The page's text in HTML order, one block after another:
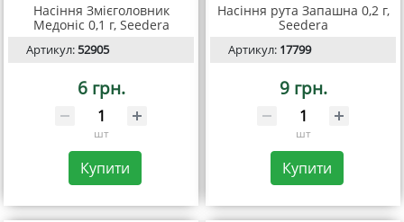
Насіння Змієголовник
Медоніс 0,1 г, Seedera
Артикул:52905
6 грн.
шт
Купити
Насіння рута Запашна 0,2 г,
Seedеra
Артикул: 17799
9 грн.
шт
Купити